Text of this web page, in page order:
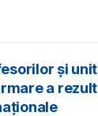
și
a